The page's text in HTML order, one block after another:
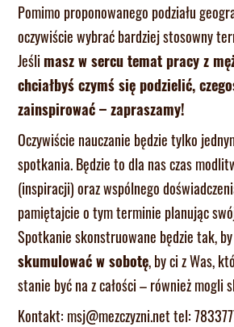
Pomimo proponowanego podziału
oczywiście wybrać bardziej stosowny
Jeśli masz w sercu temat pracy z
chciałbyś czymś się podzielić,
zainspirować – zapraszamy!
Oczywiście nauczanie będzie tylko
spotkania. Będzie to dla nas czas
(inspiracji) oraz wspólnego
pamiętajcie o tym terminie planując
Spotkanie skonstruowane będzie tak,
skumulować w sobotę, by ci z Was,
stanie być na z całości – również mogli
Kontakt: msj@mezczyzni.net tel: